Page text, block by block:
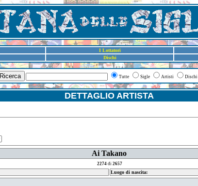
I Lottatori
Dischi
Ricerca Tutte Sigle Artisti Dischi
DETTAGLIO ARTISTA
Ai Takano
2274di 2657
Luogo di nascita: